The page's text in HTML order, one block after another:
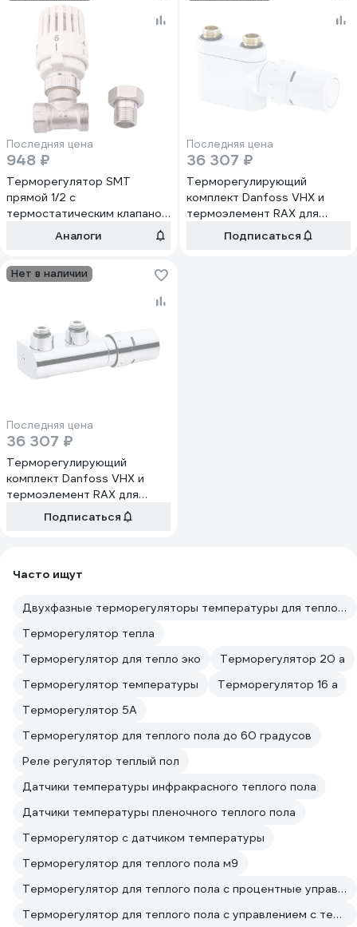
Последняя цена
948 ₽
Терморегулятор SMT
прямой 1/2 с
термостатическим клапаном
и головкой 1202SN0004
Аналоги
Последняя цена
36 307 ₽
Терморегулирующий
комплект Danfoss VHX и
термоэлемент RAX для
дизайн-радиаторов и
полотенцесушителей белый
Подписаться
Нет в наличии
Последняя цена
36 307 ₽
Терморегулирующий
комплект Danfoss VHX и
термоэлемент RAX для
дизайн-радиаторов и
полотенцесушителей
Подписаться
Часто ищут
Двухфазные терморегуляторы температуры для теплого пола
Терморегулятор тепла
Терморегулятор для тепло эко
Терморегулятор 20 а
Терморегулятор температуры
Терморегулятор 16 а
Терморегулятор 5А
Терморегулятор для теплого пола до 60 градусов
Реле регулятор теплый пол
Датчики температуры инфракрасного теплого пола
Датчики температуры пленочного теплого пола
Терморегулятор с датчиком температуры
Терморегулятор для теплого пола м9
Терморегулятор для теплого пола с процентные управлением
Терморегулятор для теплого пола с управлением с телефона